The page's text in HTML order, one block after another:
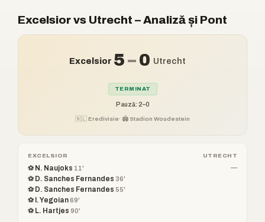
Excelsior vs Utrecht – Analiză și Pont
Excelsior 5–0 Utrecht
TERMINAT
Pauză: 2–0
🇳🇱 Eredivisie· 🏟️ Stadion Woudestein
EXCELSIOR
⚽ N. Naujoks 11'
⚽ D. Sanches Fernandes 36'
⚽ D. Sanches Fernandes 55'
⚽ I. Yegoian69'
⚽ L. Hartjes 90'
UTRECHT
—